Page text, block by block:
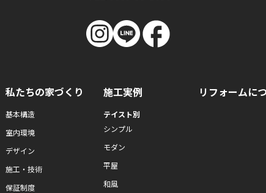
私たちの家づくり
基本構造
室内環境
デザイン
施工・技術
保証制度
施工実例
テイスト別
シンプル
モダン
平屋
和風
リフォームに